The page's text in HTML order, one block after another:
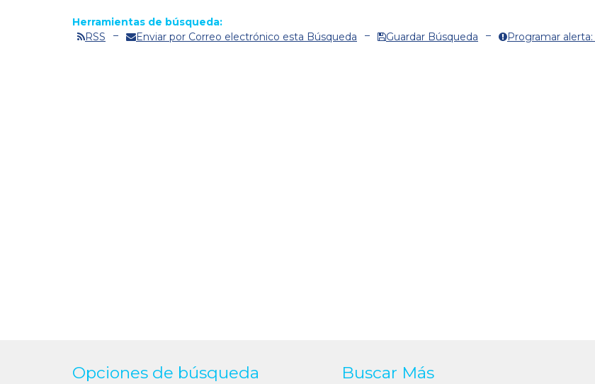
Herramientas de búsqueda:
RSS
Enviar por Correo electrónico esta Búsqueda Guardar Búsqueda Programar
Opciones de búsqueda Buscar Más